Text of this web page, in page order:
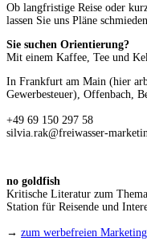
Ob langfristige Reise oder
lassen Sie uns Pläne schmieden.
Sie suchen Orientierung?
Mit einem Kaffee, Tee und
In Frankfurt am Main (hier
Gewerbesteuer), Offenbach,
+49 69 150 297 58
silvia.rak@freiwasser-
no goldfish
Kritische Literatur zum
Station für Reisende und
→ zum werbefreien